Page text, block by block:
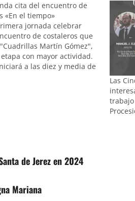
cita del encuentro de
«En el tiempo»
jornada celebrar
de costaleros que
Martín Gómez",
con mayor actividad.
a las diez y media de
Las
de Jerez en 2024
Mariana